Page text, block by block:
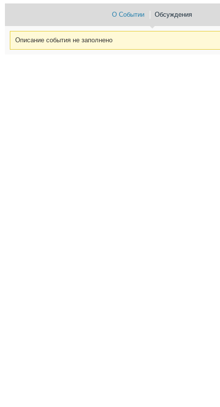
О Событии Обсуждения
Описание события не заполнено